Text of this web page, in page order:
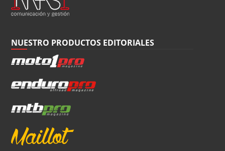
NUESTRO PRODUCTOS EDITORIALES